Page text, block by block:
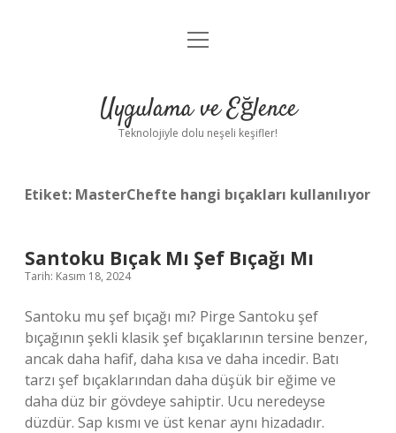
Anasayfa
Yasal Uyarı
menüyü
Uygulama ve Eğlence
Teknolojiyle dolu neşeli keşifler!
Etiket: MasterChefte hangi bıçakları kullanılıyor
Santoku Bıçak Mı Şef Bıçağı Mı
Tarih: Kasım 18, 2024
Santoku mu şef bıçağı mı? Pirge Santoku şef
bıçağının şekli klasik şef bıçaklarının tersine benzer,
ancak daha hafif, daha kısa ve daha incedir. Batı
tarzı şef bıçaklarından daha düşük bir eğime ve
daha düz bir gövdeye sahiptir. Ucu neredeyse
düzdür. Sap kısmı ve üst kenar aynı hizadadır.